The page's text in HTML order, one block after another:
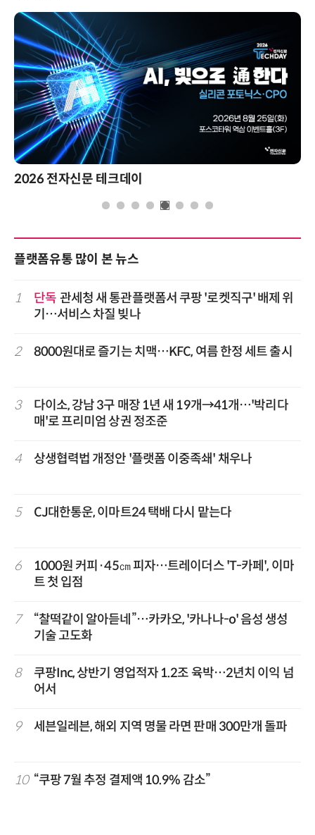
2026 전자신문 테크데이
플랫폼유통 많이 본 뉴스
1 단독 관세청 새 통관플랫폼서 쿠팡 '로켓직구' 배제 위
기…서비스 차질 빚나
2 8000원대로 즐기는 치맥…KFC, 여름 한정 세트 출시
3
다이소, 강남 3구 매장 1년 새 19개→41개…'박리다
매'로 프리미엄 상권 정조준
4 상생협력법 개정안 '플랫폼 이중족쇄' 채우나
5 CJ대한통운, 이마트24 택배 다시 맡는다
6
1000원 커피·45㎝ 피자…트레이더스 'T-카페', 이마
트 첫 입점
7
“찰떡같이 알아듣네”…카카오, '카나나-o' 음성 생성
기술 고도화
8
쿠팡Inc, 상반기 영업적자 1.2조 육박…2년치 이익 넘
어서
9 세븐일레븐, 해외 지역 명물 라면 판매 300만개 돌파
10 “쿠팡 7월 추정 결제액 10.9% 감소”